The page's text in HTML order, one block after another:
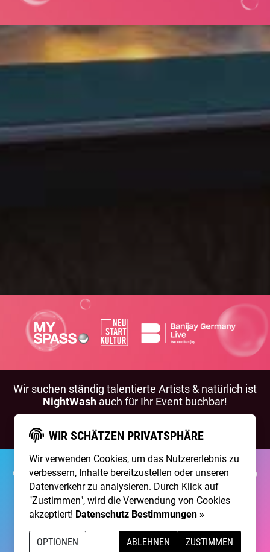
Wir suchen ständig talentierte Artists & natürlich ist
NightWash auch für Ihr Event buchbar!
©2026 Brainpool LiveÜber UnsKontaktMembership
ImpressumDatenschutz
Erstellt mit von300 Design
Betrieben mit Care CMSand grüner IT
WIR SCHÄTZEN PRIVATSPHÄRE
Wir verwenden Cookies, um das Nutzererlebnis zu
verbessern, Inhalte bereitzustellen oder unseren
Datenverkehr zu analysieren. Durch Klick auf
"Zustimmen", wird die Verwendung von Cookies
akzeptiert! Datenschutz Bestimmungen »
OPTIONEN ABLEHNEN ZUSTIMMEN